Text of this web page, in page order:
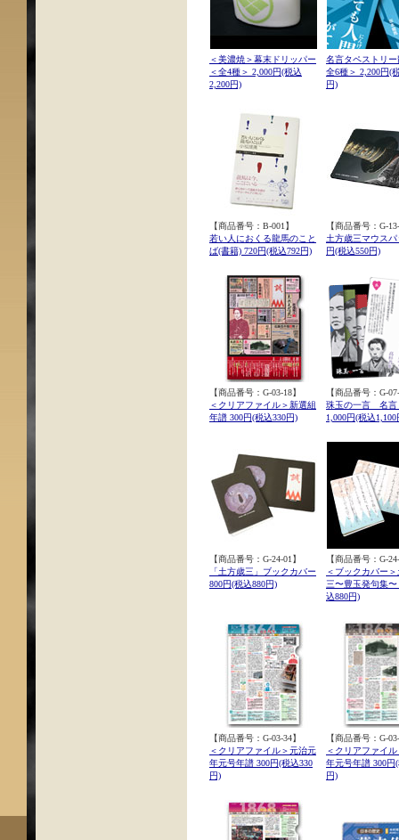
＜美濃焼＞幕末ドリッパー
＜全4種＞ 2,000円(税込
2,200円)
名言タペストリ
全6種＞ 2,200円(
円)
【商品番号：B-001】
若い人におくる龍馬のこと
ば(書籍) 720円(税込792円)
【商品番号：G-
土方歳三マウスパ
円(税込550円)
【商品番号：G-03-18】
＜クリアファイル＞新選組
年譜 300円(税込330円)
【商品番号：G-
珠玉の一言 名言
1,000円(税込1,100
【商品番号：G-24-01】
「土方歳三」ブックカバー
800円(税込880円)
【商品番号：G-
＜ブックカバー
三〜豊玉発句集〜
込880円)
【商品番号：G-03-34】
＜クリアファイル＞元治元
年元号年譜 300円(税込330
円)
【商品番号：G-
＜クリアファイ
年元号年譜 300円
円)